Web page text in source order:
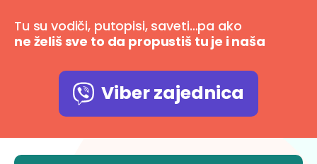
Tu su vodiči, putopisi, saveti…pa ako
ne želiš sve to da propustiš tu je i naša
Viber zajednica